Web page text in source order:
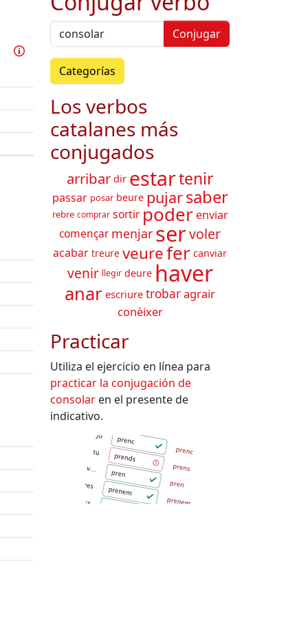
este verbo
Información
Conjugar
Categorías
Los verbos
catalanes más
conjugados
arribar dir estartenir
passar posar beure pujarsaber
rebre comprar sortir poder enviar
començar menjar servoler
acabar treure veurefer canviar
venir llegir deure haver
anar escriure trobaragrair
conèixer
Practicar
Utiliza el ejercicio en línea para
practicar la conjugación de
consolar en el presente de
indicativo.